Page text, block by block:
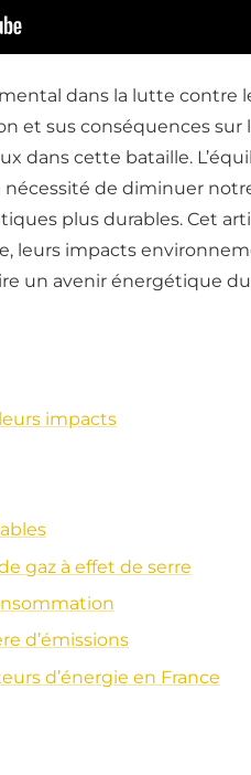
dans la lutte contre
et sus conséquences sur
dans cette bataille.
de diminuer
plus durables. Cet
leurs impacts
un avenir énergétique
impacts
gaz à effet de serre
d’émissions
d’énergie en France